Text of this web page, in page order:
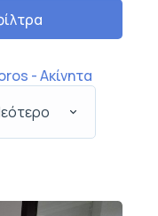
- Ακίνητα